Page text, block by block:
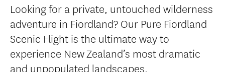
Looking for a private, untouched wilderness
adventure in Fiordland? Our Pure Fiordland
Scenic Flight is the ultimate way to
experience New Zealand’s most dramatic
and unpopulated landscapes.